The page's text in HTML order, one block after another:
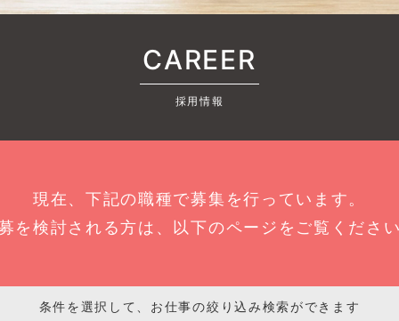
CAREER
採用情報
現在、下記の職種で募集を行っています。
を検討される方は、以下のページをご覧くださ
条件を選択して、お仕事の絞り込み検索ができます